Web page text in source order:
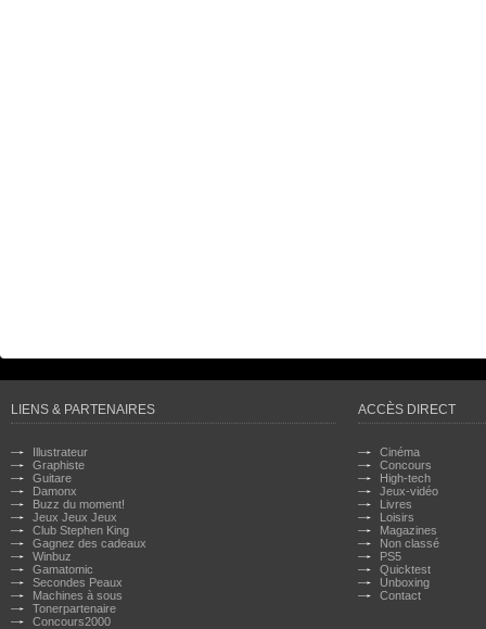
LIENS & PARTENAIRES
Illustrateur
Graphiste
Guitare
Damonx
Buzz du moment!
Jeux Jeux Jeux
Club Stephen King
Gagnez des cadeaux
Winbuz
Gamatomic
Secondes Peaux
Machines à sous
Tonerpartenaire
Concours2000
ACCÈS DIRECT
Cinéma
Concours
High-tech
Jeux-vidéo
Livres
Loisirs
Magazines
Non classé
PS5
Quicktest
Unboxing
Contact